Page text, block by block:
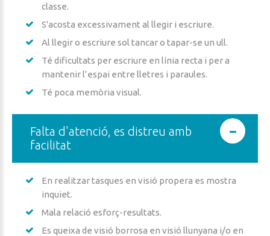
classe.
S'acosta excessivament al llegir i escriure.
Al llegir o escriure sol tancar o tapar-se un ull.
Té dificultats per escriure en línia recta i per a
mantenir l’espai entre lletres i paraules.
Té poca memòria visual.
Falta d'atenció, es distreu amb
facilitat
En realitzar tasques en visió propera es mostra
inquiet.
Mala relació esforç-resultats.
Es queixa de visió borrosa en visió llunyana i/o en